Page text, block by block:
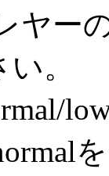
ヤー
。